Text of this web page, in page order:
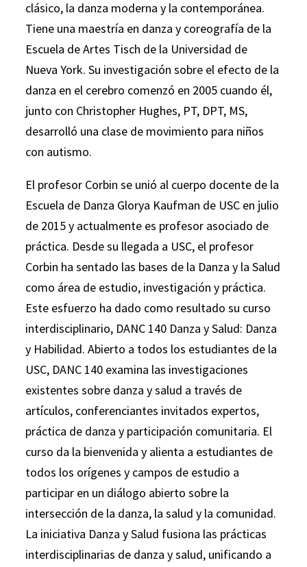
clásico, la danza moderna y la contemporánea.
Tiene una maestría en danza y coreografía de la
Escuela de Artes Tisch de la Universidad de
Nueva York. Su investigación sobre el efecto de la
danza en el cerebro comenzó en 2005 cuando él,
junto con Christopher Hughes, PT, DPT, MS,
desarrolló una clase de movimiento para niños
con autismo.
El profesor Corbin se unió al cuerpo docente de la
Escuela de Danza Glorya Kaufman de USC en julio
de 2015 y actualmente es profesor asociado de
práctica. Desde su llegada a USC, el profesor
Corbin ha sentado las bases de la Danza y la Salud
como área de estudio, investigación y práctica.
Este esfuerzo ha dado como resultado su curso
interdisciplinario, DANC 140 Danza y Salud: Danza
y Habilidad. Abierto a todos los estudiantes de la
USC, DANC 140 examina las investigaciones
existentes sobre danza y salud a través de
artículos, conferenciantes invitados expertos,
práctica de danza y participación comunitaria. El
curso da la bienvenida y alienta a estudiantes de
todos los orígenes y campos de estudio a
participar en un diálogo abierto sobre la
intersección de la danza, la salud y la comunidad.
La iniciativa Danza y Salud fusiona las prácticas
interdisciplinarias de danza y salud, unificando a